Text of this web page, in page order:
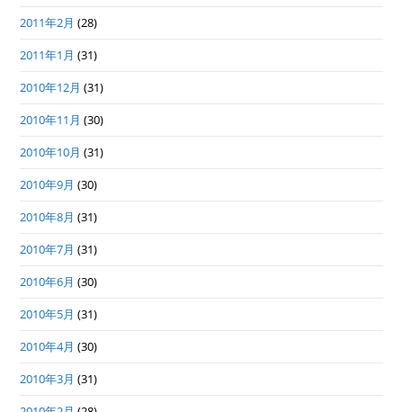
2011年2月 (28)
2011年1月 (31)
2010年12月 (31)
2010年11月 (30)
2010年10月 (31)
2010年9月 (30)
2010年8月 (31)
2010年7月 (31)
2010年6月 (30)
2010年5月 (31)
2010年4月 (30)
2010年3月 (31)